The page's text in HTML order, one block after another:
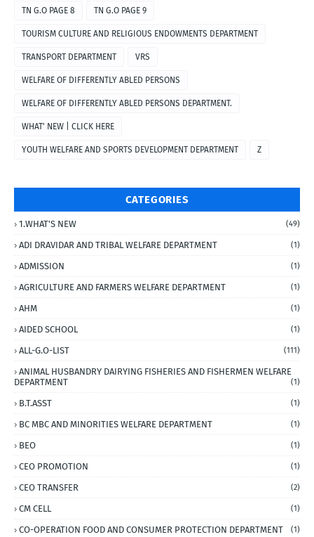
TN G.O PAGE 8 TN G.O PAGE 9
TOURISM CULTURE AND RELIGIOUS ENDOWMENTS DEPARTMENT
TRANSPORT DEPARTMENT VRS
WELFARE OF DIFFERENTLY ABLED PERSONS
WELFARE OF DIFFERENTLY ABLED PERSONS DEPARTMENT.
WHAT' NEW | CLICK HERE
YOUTH WELFARE AND SPORTS DEVELOPMENT DEPARTMENT Z
CATEGORIES
1.WHAT'S NEW (49)
ADI DRAVIDAR AND TRIBAL WELFARE DEPARTMENT (1)
ADMISSION (1)
AGRICULTURE AND FARMERS WELFARE DEPARTMENT (1)
AHM (1)
AIDED SCHOOL (1)
ALL-G.O-LIST (111)
ANIMAL HUSBANDRY DAIRYING FISHERIES AND FISHERMEN WELFARE
DEPARTMENT
(1)
B.T.ASST (1)
BC MBC AND MINORITIES WELFARE DEPARTMENT (1)
BEO (1)
CEO PROMOTION (1)
CEO TRANSFER (2)
CM CELL (1)
CO-OPERATION FOOD AND CONSUMER PROTECTION DEPARTMENT (1)